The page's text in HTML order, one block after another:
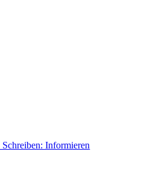
Informieren